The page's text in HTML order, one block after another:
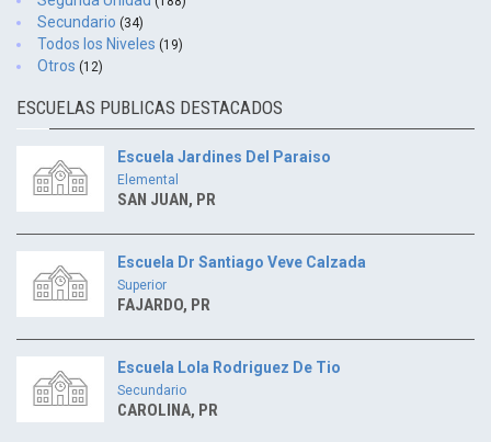
Secundario (34)
Todos los Niveles (19)
Otros (12)
ESCUELAS PUBLICAS DESTACADOS
Escuela Jardines Del Paraiso
Elemental
SAN JUAN, PR
Escuela Dr Santiago Veve Calzada
Superior
FAJARDO, PR
Escuela Lola Rodriguez De Tio
Secundario
CAROLINA, PR